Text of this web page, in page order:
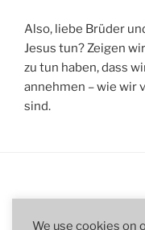
Also, liebe Brüder
Jesus tun? Zeigen
zu tun haben, dass
annehmen – wie wir
sind.
We use cookies on